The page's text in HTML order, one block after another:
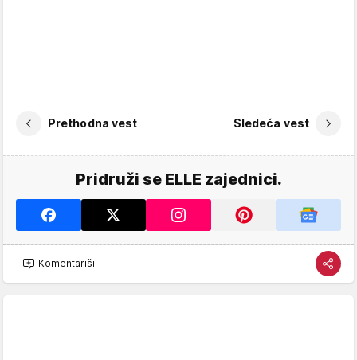
Prethodna vest Sledeća vest
Pridruži se ELLE zajednici.
Komentariši